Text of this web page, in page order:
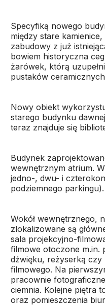
Specyfiką nowego
między stare
zabudowy z już
bowiem historyczna
żarówek, którą
pustaków
Nowy obiekt
starego budynku
teraz znajduje się
Budynek
wewnętrznym atrium.
jedno-, dwu- i
podziemnego parkingu).
Wokół wewnętrznego,
zlokalizowane są
sala projekcyjno-
filmowe otoczone m.in.
dźwięku, reżyserką
filmowego. Na
pracownie
ciemnia. Kolejne piętra
oraz pomieszczenia